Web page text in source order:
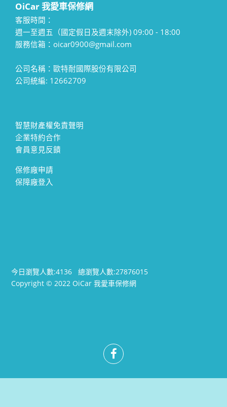
OiCar 我愛車保修網
客服時間：
週一至週五（國定假日及週末除外) 09:00 - 18:00
服務信箱：oicar0900@gmail.com
公司名稱：歐特耐國際股份有限公司
公司統編: 12662709
智慧財產權免責聲明
企業特約合作
會員意見反饋
保修廠申請
保障廠登入
今日瀏覽人數:4136總瀏覽人數:27876015
Copyright © 2022 OiCar 我愛車保修網